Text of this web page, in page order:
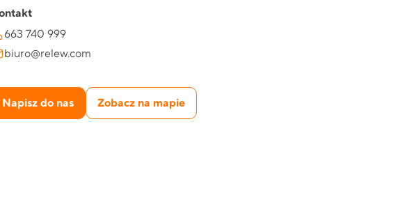
663 740 999
biuro@relew.com
Napisz do nas Zobacz na mapie